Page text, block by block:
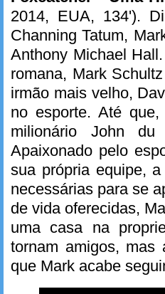
2014, EUA, 134').
Channing Tatum,
Anthony Michael
romana, Mark
irmão mais velho,
no esporte. Até
milionário John
Apaixonado pelo
sua própria equipe,
necessárias para se
de vida oferecidas,
uma casa na
tornam amigos,
que Mark acabe